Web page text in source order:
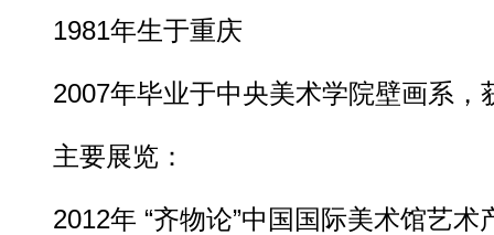
1981年生于重庆
2007年毕业于中央美术学院壁画系，
主要展览：
2012年 “齐物论”中国国际美术馆艺术